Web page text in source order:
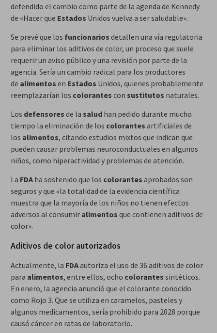
defendido el cambio como parte de la agenda de Kennedy
de «Hacer que Estados Unidos vuelva a ser saludable».
Se prevé que los funcionarios detallen una vía regulatoria
para eliminar los aditivos de color, un proceso que suele
requerir un aviso público y una revisión por parte de la
agencia. Sería un cambio radical para los productores
de alimentos en Estados Unidos, quienes probablemente
reemplazarían los colorantes con sustitutos naturales.
Los defensores de la saludhan pedido durante mucho
tiempo la eliminación de los colorantes artificiales de
los alimentos, citando estudios mixtos que indican que
pueden causar problemas neuroconductuales en algunos
niños, como hiperactividad y problemas de atención.
La FDAha sostenido que los colorantes aprobados son
seguros y que «la totalidad de la evidencia científica
muestra que la mayoría de los niños no tienen efectos
adversos al consumir alimentos que contienen aditivos de
color».
Aditivos de color autorizados
Actualmente, la FDAautoriza el uso de 36 aditivos de color
para alimentos, entre ellos, ocho colorantes sintéticos.
En enero, la agencia anunció que el colorante conocido
como Rojo 3. Que se utiliza en caramelos, pasteles y
algunos medicamentos, sería prohibido para 2028 porque
causó cáncer en ratas de laboratorio.